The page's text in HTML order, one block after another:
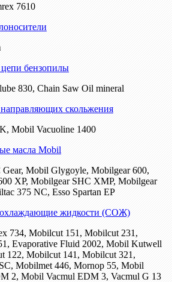
7610
бензопилы
830, Chain Saw Oil mineral
скольжения
Mobil Vacuoline 1400
масла Mobil
Mobil Glygoyle, Mobilgear 600,
XP, Mobilgear SHC XMP, Mobilgear
375 NC, Esso Spartan EP
жидкости (СОЖ)
734, Mobilcut 151, Mobilcut 231,
Evaporative Fluid 2002, Mobil Kutwell
122, Mobilcut 141, Mobilcut 321,
Mobilmet 446, Mornop 55, Mobil
2, Mobil Vacmul EDM 3, Vacmul G 13